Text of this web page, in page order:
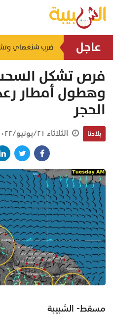
عاجل صعود المؤشر وقيمة التداولات تتجاوز 46 مليون ريال.. ملخص تداولات بورصة مسقط اليوم
فرص تشكل
وهطول أمطار
الحجر
بلادنا الثلاثاء ٢١/يونيو/٢٠٢٢ ١٠:٢٨ ص
مسقط- الشبيبة